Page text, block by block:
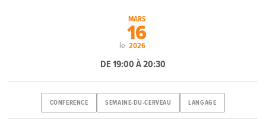
le
MARS
16
2026
DE 19:00 À 20:30
CONFERENCE SEMAINE-DU-CERVEAU LANGAGE